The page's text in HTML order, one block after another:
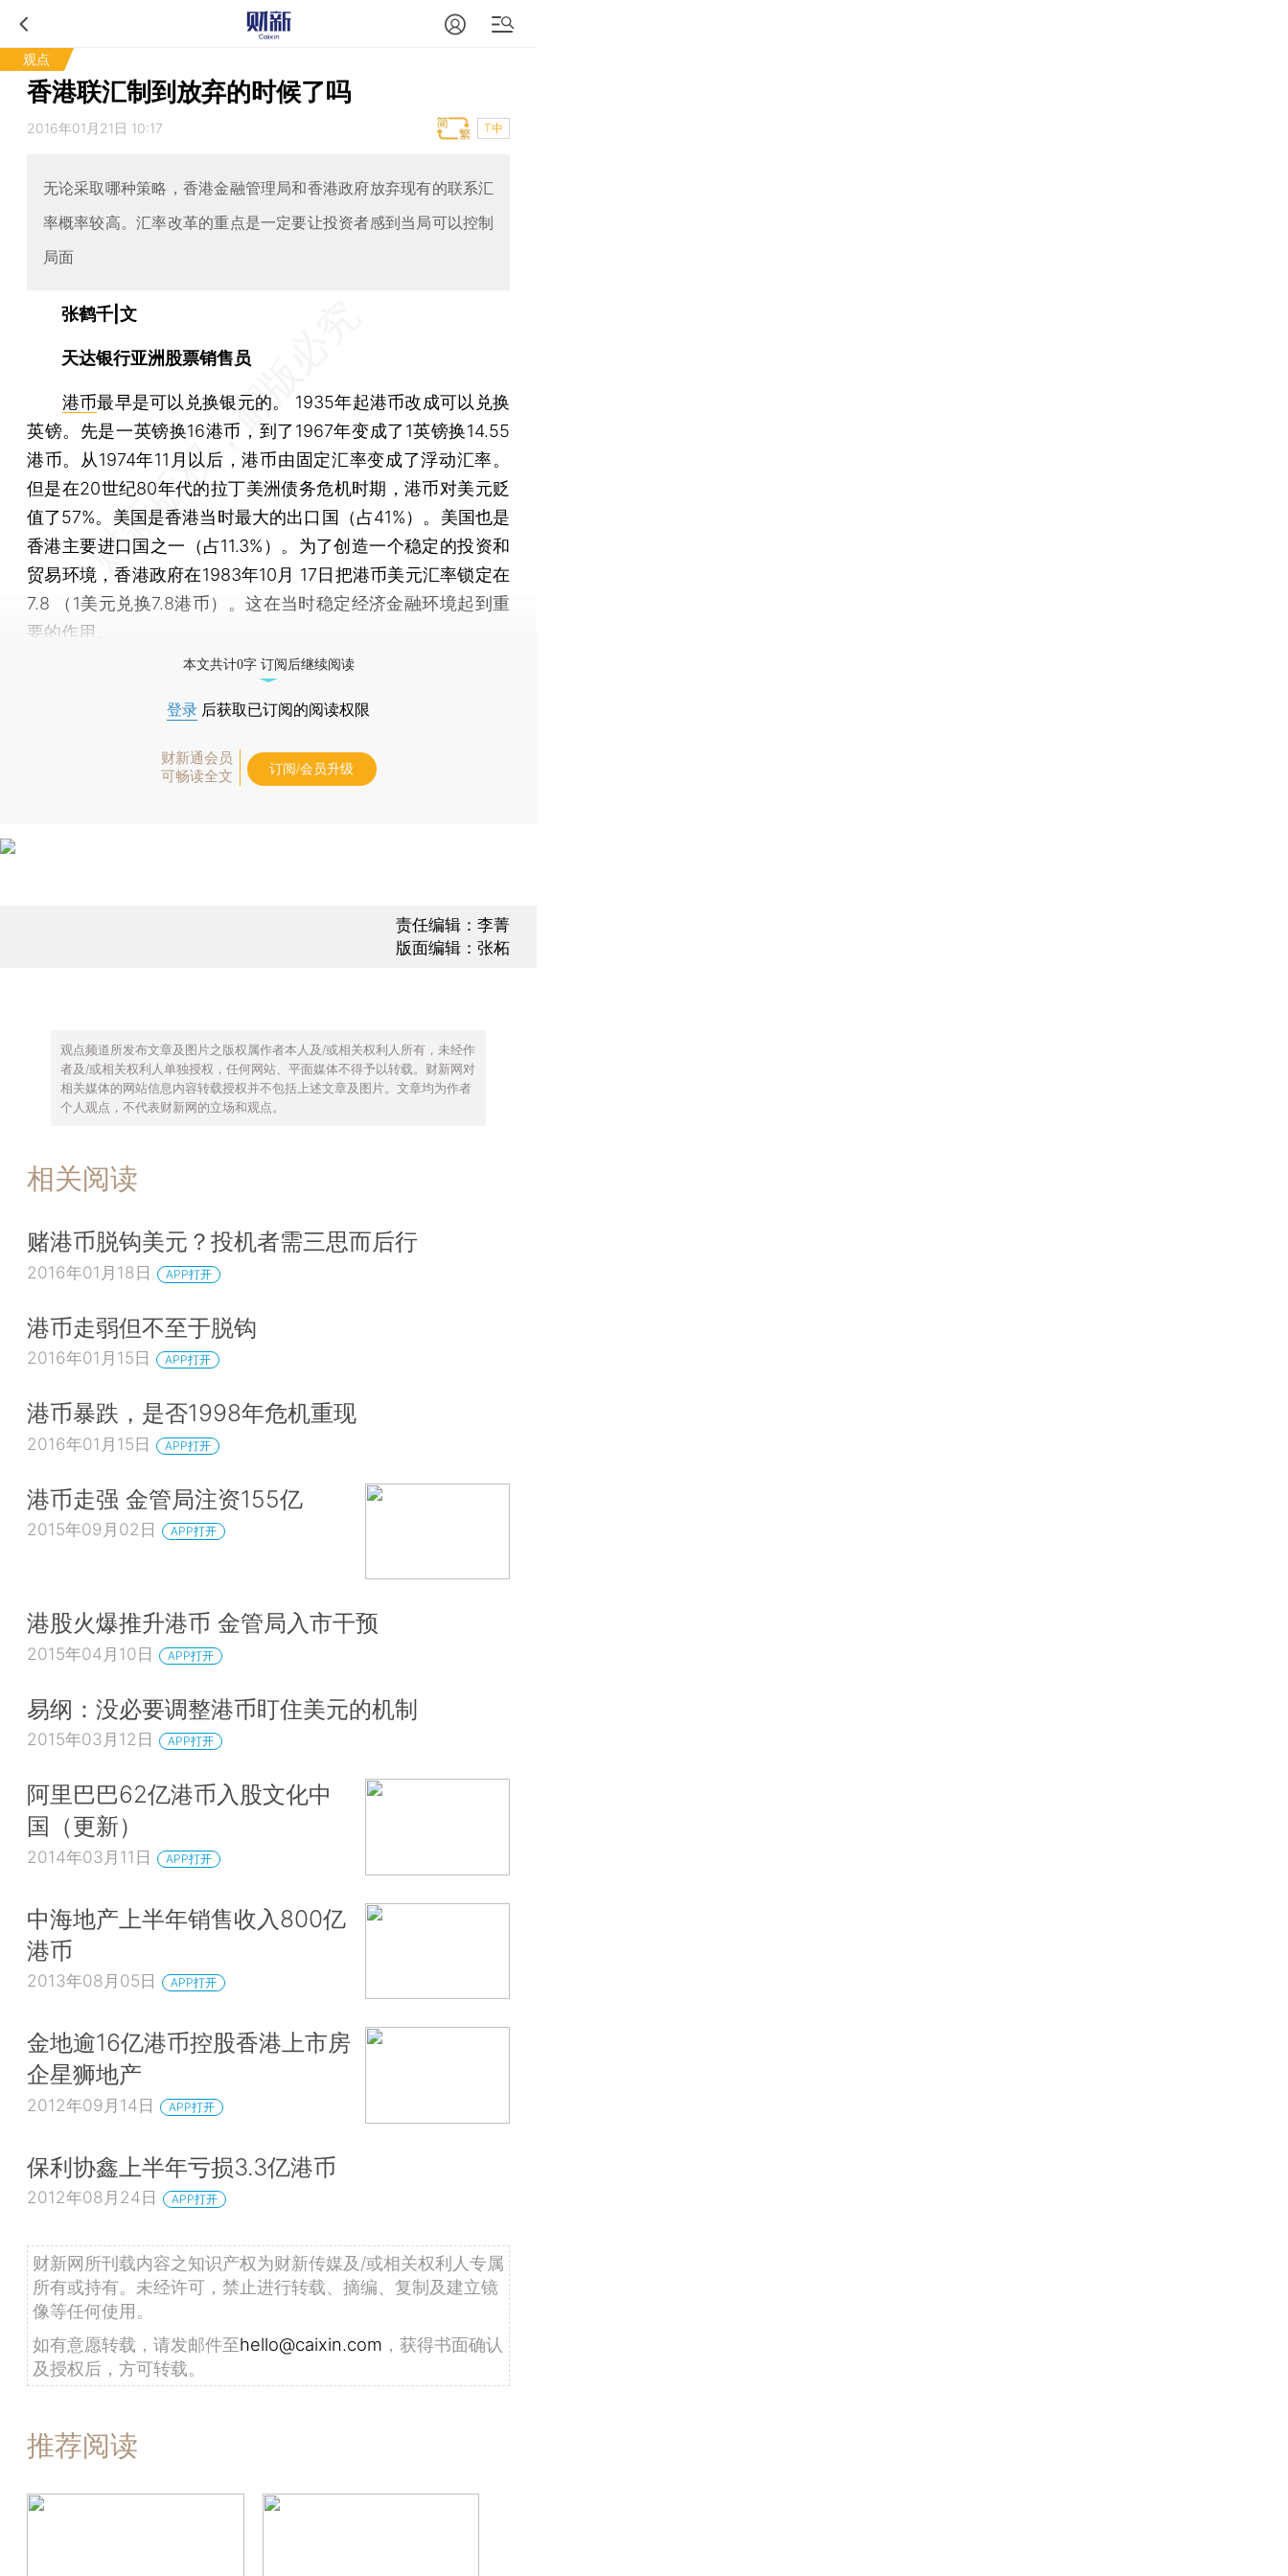
观点
香港联汇制到放弃的时候了吗
2016年01月21日 10:17 T中
无论采取哪种策略，香港金融管理局和香港政府放弃现有的联系汇
率概率较高。汇率改革的重点是一定要让投资者感到当局可以控制
局面
张鹤千|文
天达银行亚洲股票销售员
港币最早是可以兑换银元的。 1935年起港币改成可以兑换
英镑。先是一英镑换16港币，到了1967年变成了1英镑换14.55
港币。从1974年11月以后，港币由固定汇率变成了浮动汇率。
但是在20世纪80年代的拉丁美洲债务危机时期，港币对美元贬
值了57%。美国是香港当时最大的出口国（占41%）。美国也是
香港主要进口国之一（占11.3%）。为了创造一个稳定的投资和
贸易环境，香港政府在1983年10月 17日把港币美元汇率锁定在
7.8 （1美元兑换7.8港币）。这在当时稳定经济金融环境起到重
要的作用。
本文共计0字 订阅后继续阅读
登录 后获取已订阅的阅读权限
财新通会员
可畅读全文
订阅/会员升级
责任编辑：李菁
版面编辑：张柘
观点频道所发布文章及图片之版权属作者本人及/或相关权利人所有，未经作
者及/或相关权利人单独授权，任何网站、平面媒体不得予以转载。财新网对
相关媒体的网站信息内容转载授权并不包括上述文章及图片。文章均为作者
个人观点，不代表财新网的立场和观点。
相关阅读
赌港币脱钩美元？投机者需三思而后行
2016年01月18日 APP打开
港币走弱但不至于脱钩
2016年01月15日 APP打开
港币暴跌，是否1998年危机重现
2016年01月15日 APP打开
港币走强 金管局注资155亿
2015年09月02日 APP打开
港股火爆推升港币 金管局入市干预
2015年04月10日 APP打开
易纲：没必要调整港币盯住美元的机制
2015年03月12日 APP打开
阿里巴巴62亿港币入股文化中
国（更新）
2014年03月11日 APP打开
中海地产上半年销售收入800亿
港币
2013年08月05日 APP打开
金地逾16亿港币控股香港上市房
企星狮地产
2012年09月14日 APP打开
保利协鑫上半年亏损3.3亿港币
2012年08月24日 APP打开
财新网所刊载内容之知识产权为财新传媒及/或相关权利人专属
所有或持有。未经许可，禁止进行转载、摘编、复制及建立镜
像等任何使用。
如有意愿转载，请发邮件至hello@caixin.com ，获得书面确认
及授权后，方可转载。
推荐阅读